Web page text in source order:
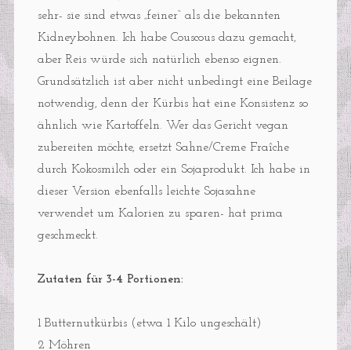
sehr- sie sind etwas „feiner“ als die bekannten
Kidneybohnen. Ich habe Couscous dazu gemacht,
aber Reis würde sich natürlich ebenso eignen.
Grundsätzlich ist aber nicht unbedingt eine Beilage
notwendig, denn der Kürbis hat eine Konsistenz so
ähnlich wie Kartoffeln. Wer das Gericht vegan
zubereiten möchte, ersetzt Sahne/Creme Fraîche
durch Kokosmilch oder ein Sojaprodukt. Ich habe in
dieser Version ebenfalls leichte Sojasahne
verwendet um Kalorien zu sparen- hat prima
geschmeckt.
Zutaten für 3-4 Portionen:
1 Butternutkürbis (etwa 1 Kilo ungeschält)
2 Möhren